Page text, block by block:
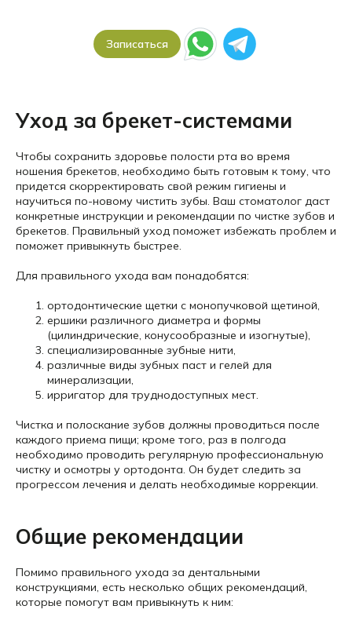
Записаться
Уход за брекет-системами
Чтобы сохранить здоровье полости рта во время
ношения брекетов, необходимо быть готовым к тому, что
придется скорректировать свой режим гигиены и
научиться по-новому чистить зубы. Ваш стоматолог даст
конкретные инструкции и рекомендации по чистке зубов и
брекетов. Правильный уход поможет избежать проблем и
поможет привыкнуть быстрее.
Для правильного ухода вам понадобятся:
ортодонтические щетки с монопучковой щетиной,
ершики различного диаметра и формы
(цилиндрические, конусообразные и изогнутые),
специализированные зубные нити,
различные виды зубных паст и гелей для
минерализации,
ирригатор для труднодоступных мест.
Чистка и полоскание зубов должны проводиться после
каждого приема пищи; кроме того, раз в полгода
необходимо проводить регулярную профессиональную
чистку и осмотры у ортодонта. Он будет следить за
прогрессом лечения и делать необходимые коррекции.
Общие рекомендации
Помимо правильного ухода за дентальными
конструкциями, есть несколько общих рекомендаций,
которые помогут вам привыкнуть к ним: